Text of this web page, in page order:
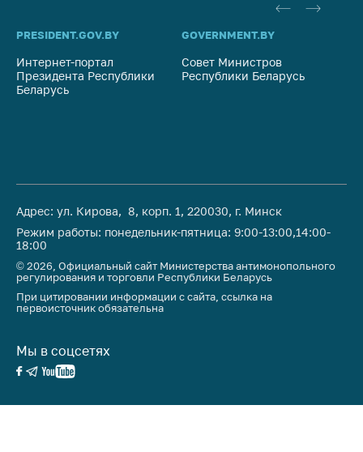
PRESIDENT.GOV.BY
Интернет-портал
Президента Республики
Беларусь
GOVERNMENT.BY
Совет Министров
Республики Беларусь
Адрес: ул. Кирова, 8, корп. 1, 220030, г. Минск
Режим работы: понедельник-пятница: 9:00-13:00,14:00-
18:00
© 2026, Официальный сайт Министерства антимонопольного
регулирования и торговли Республики Беларусь
При цитировании информации с сайта, ссылка на
первоисточник обязательна
Мы в соцсетях